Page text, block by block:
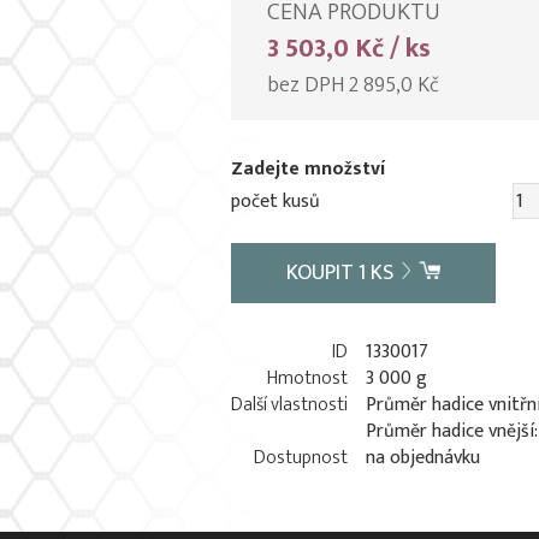
CENA PRODUKTU
3 503,0 Kč / ks
bez DPH 2 895,0 Kč
Zadejte množství
počet kusů
KOUPIT1 KS
ID 1330017
Hmotnost 3 000 g
Další vlastnosti
Průměr hadice
Průměr hadice
Dostupnost na objednávku